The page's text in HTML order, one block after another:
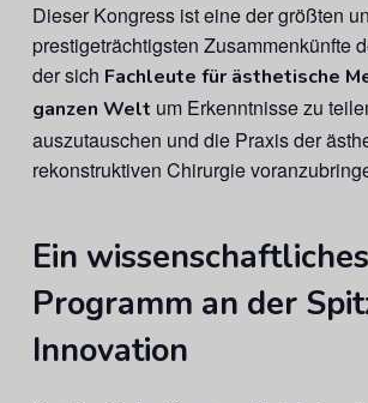
Dieser Kongress ist eine der größten
prestigeträchtigsten Zusammenkünfte
der sich Fachleute für ästhetische
ganzen Welt um Erkenntnisse zu
auszutauschen und die Praxis der
rekonstruktiven Chirurgie
Ein wissenschaftliches
Programm an der
Innovation